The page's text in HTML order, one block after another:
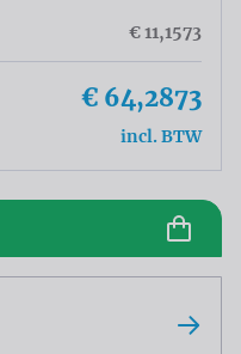
€ 11,1573
€ 64,2873
incl. BTW